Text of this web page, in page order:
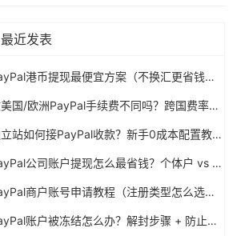
最近发表
PayPal港币提现最便宜方案（不换汇更省钱）
收美国/欧洲PayPal手续费不同吗？跨国费率表曝光
独立站如何接PayPal收款？新手0成本配置教程
PayPal公司账户提现怎么最省钱？个体户 vs 公司对比
PayPal商户账号申请教程（注册类型怎么选？避坑指南）
PayPal账户被冻结怎么办？解封步骤 + 防止再次限制指南